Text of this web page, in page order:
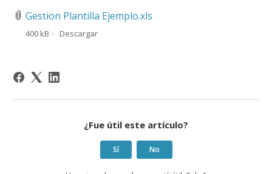
Gestion Plantilla Ejemplo.xls
400 kB Descargar
¿Fue útil este artículo?
Sí No